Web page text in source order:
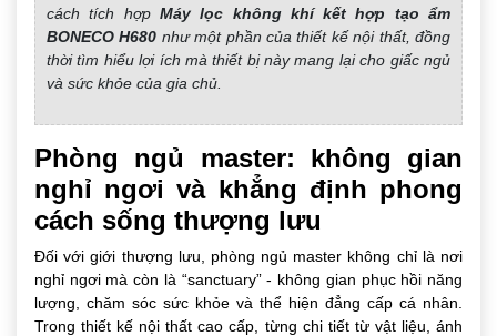
cách tích hợp Máy lọc không khí kết hợp tạo ẩm
BONECO H680 như một phần của thiết kế nội thất, đồng
thời tìm hiểu lợi ích mà thiết bị này mang lại cho giấc ngủ
và sức khỏe của gia chủ.
Phòng ngủ master: không gian
nghỉ ngơi và khẳng định phong
cách sống thượng lưu
Đối với giới thượng lưu, phòng ngủ master không chỉ là nơi
nghỉ ngơi mà còn là “sanctuary” - không gian phục hồi năng
lượng, chăm sóc sức khỏe và thể hiện đẳng cấp cá nhân.
Trong thiết kế nội thất cao cấp, từng chi tiết từ vật liệu, ánh